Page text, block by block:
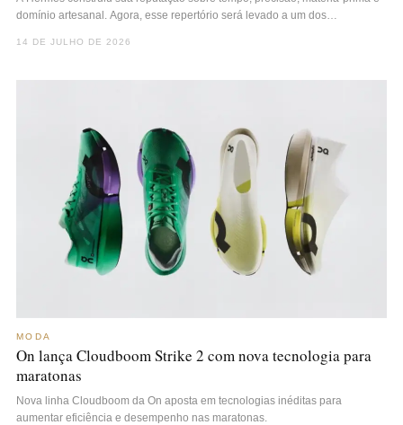
domínio artesanal. Agora, esse repertório será levado a um dos…
14 DE JULHO DE 2026
MODA
On lança Cloudboom Strike 2 com nova tecnologia para
maratonas
Nova linha Cloudboom da On aposta em tecnologias inéditas para
aumentar eficiência e desempenho nas maratonas.